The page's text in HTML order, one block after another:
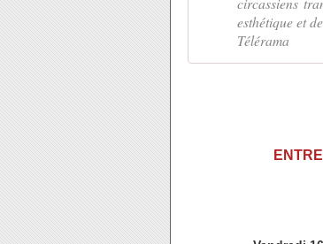
esthétique et
Télérama